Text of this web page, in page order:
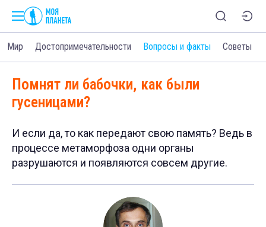
Мир Достопримечательности Вопросы и факты Советы
Помнят ли бабочки, как были
гусеницами?
И если да, то как передают свою память? Ведь в
процессе метаморфоза одни органы
разрушаются и появляются совсем другие.